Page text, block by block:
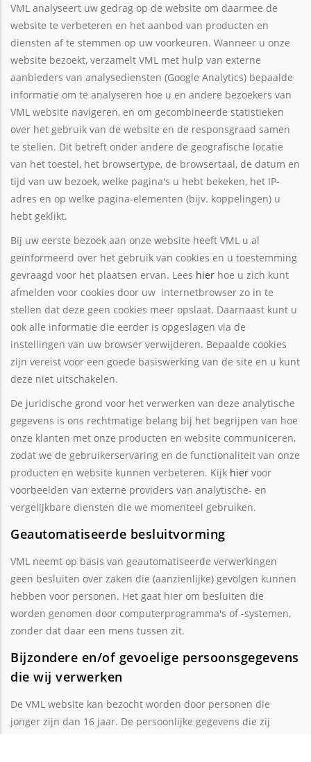
VML analyseert uw gedrag op de website om daarmee de
website te verbeteren en het aanbod van producten en
diensten af te stemmen op uw voorkeuren. Wanneer u onze
website bezoekt, verzamelt VML met hulp van externe
aanbieders van analysediensten (Google Analytics) bepaalde
informatie om te analyseren hoe u en andere bezoekers van
VML website navigeren, en om gecombineerde statistieken
over het gebruik van de website en de responsgraad samen
te stellen. Dit betreft onder andere de geografische locatie
van het toestel, het browsertype, de browsertaal, de datum en
tijd van uw bezoek, welke pagina's u hebt bekeken, het IP-
adres en op welke pagina-elementen (bijv. koppelingen) u
hebt geklikt.
Bij uw eerste bezoek aan onze website heeft VML u al
geïnformeerd over het gebruik van cookies en u toestemming
gevraagd voor het plaatsen ervan. Lees hier hoe u zich kunt
afmelden voor cookies door uw internetbrowser zo in te
stellen dat deze geen cookies meer opslaat. Daarnaast kunt u
ook alle informatie die eerder is opgeslagen via de
instellingen van uw browser verwijderen. Bepaalde cookies
zijn vereist voor een goede basiswerking van de site en u kunt
deze niet uitschakelen.
De juridische grond voor het verwerken van deze analytische
gegevens is ons rechtmatige belang bij het begrijpen van hoe
onze klanten met onze producten en website communiceren,
zodat we de gebruikerservaring en de functionaliteit van onze
producten en website kunnen verbeteren. Kijk hier voor
voorbeelden van externe providers van analytische- en
vergelijkbare diensten die we momenteel gebruiken.
Geautomatiseerde besluitvorming
VML neemt op basis van geautomatiseerde verwerkingen
geen besluiten over zaken die (aanzienlijke) gevolgen kunnen
hebben voor personen. Het gaat hier om besluiten die
worden genomen door computerprogramma's of -systemen,
zonder dat daar een mens tussen zit.
Bijzondere en/of gevoelige persoonsgegevens
die wij verwerken
De VML website kan bezocht worden door personen die
jonger zijn dan 16 jaar. De persoonlijke gegevens die zij